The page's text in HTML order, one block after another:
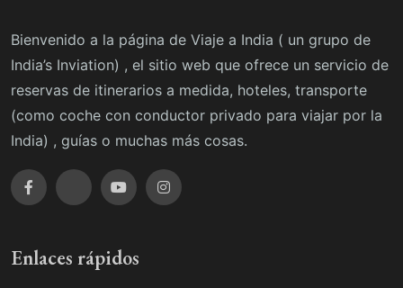
Bienvenido a la página de Viaje a India ( un grupo de
India’s Inviation) , el sitio web que ofrece un servicio de
reservas de itinerarios a medida, hoteles, transporte
(como coche con conductor privado para viajar por la
India) , guías o muchas más cosas.
Enlaces rápidos